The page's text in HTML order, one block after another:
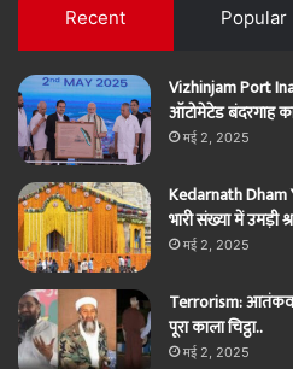
Recent Popular
Vizhinjam Port
ऑटोमेटेड बंदरगाह
मई 2, 2025
Kedarnath Dham
भारी संख्या में उमड़ी
मई 2, 2025
Terrorism:
पूरा काला चिट्ठा..
मई 2, 2025